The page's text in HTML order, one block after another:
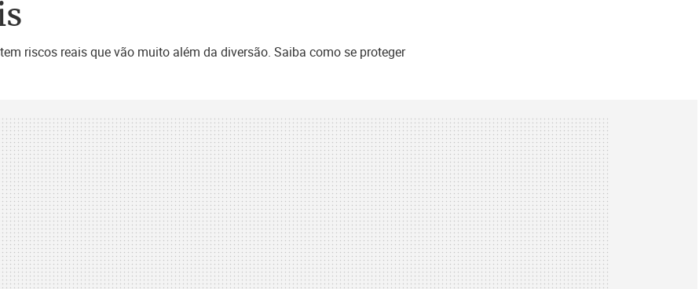
riscos reais que vão muito além da diversão. Saiba como se proteger